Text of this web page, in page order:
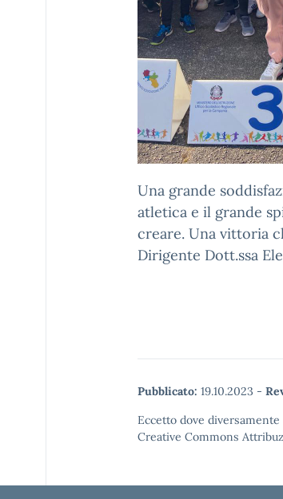
Una grande
atletica e il grande
creare. Una vittoria
Dirigente Dott.ssa
Pubblicato: 19.10.2023 -
Eccetto dove
Creative Commons